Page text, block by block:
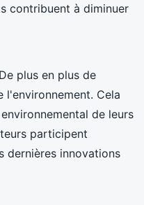
contribuent à diminuer
plus en plus de
Cela
de leurs
participent
dernières innovations